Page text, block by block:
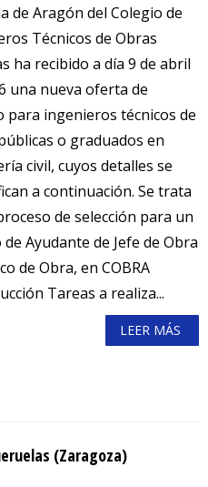
de Aragón del Colegio de
Técnicos de Obras
ha recibido a día 9 de abril
una nueva oferta de
para ingenieros técnicos de
o graduados en
civil, cuyos detalles se
a continuación. Se trata
de selección para un
Ayudante de Jefe de Obra
de Obra, en COBRA
Tareas a realiza...
LEER MÁS
(Zaragoza)